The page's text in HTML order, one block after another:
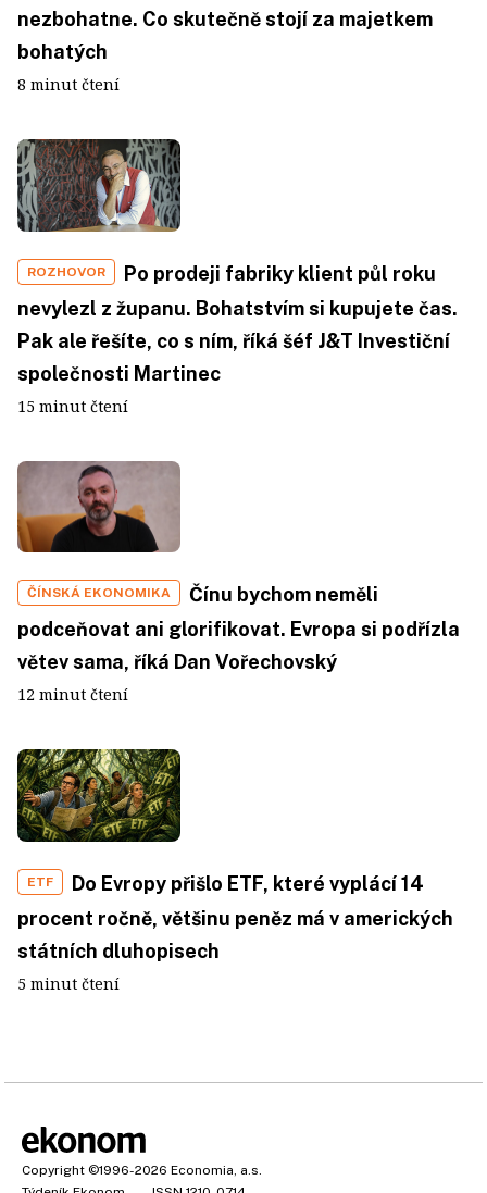
nezbohatne. Co skutečně stojí za majetkem
bohatých
8 minut čtení
ROZHOVOR
Po prodeji fabriky klient půl roku
nevylezl z županu. Bohatstvím si kupujete čas.
Pak ale řešíte, co s ním, říká šéf J&T Investiční
společnosti Martinec
15 minut čtení
ČÍNSKÁ EKONOMIKA
Čínu bychom neměli
podceňovat ani glorifikovat. Evropa si podřízla
větev sama, říká Dan Vořechovský
12 minut čtení
ETF
Do Evropy přišlo ETF, které vyplácí 14
procent ročně, většinu peněz má v amerických
státních dluhopisech
5 minut čtení
Copyright ©1996-2026 Economia, a.s.